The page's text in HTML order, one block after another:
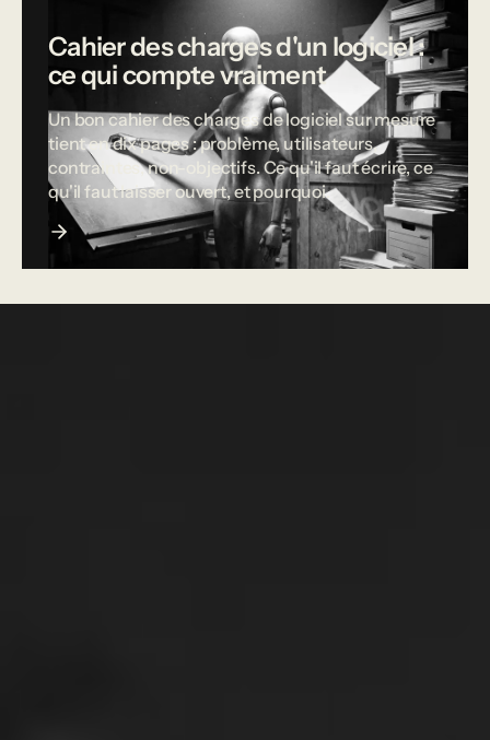
Cahier des charges d'un logiciel :
ce qui compte vraiment
Un bon cahier des charges de logiciel sur mesure
tient en dix pages : problème, utilisateurs,
contraintes, non-objectifs. Ce qu'il faut écrire, ce
qu'il faut laisser ouvert, et pourquoi.